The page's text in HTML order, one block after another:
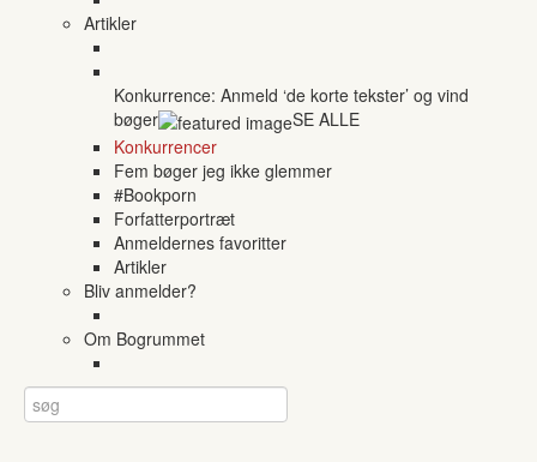
Artikler
Konkurrence: Anmeld ‘de korte tekster’ og vind
bøger
SE ALLE
Konkurrencer
Fem bøger jeg ikke glemmer
#Bookporn
Forfatterportræt
Anmeldernes favoritter
Artikler
Bliv anmelder?
Om Bogrummet